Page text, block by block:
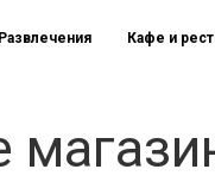
Развлечения Кафе и